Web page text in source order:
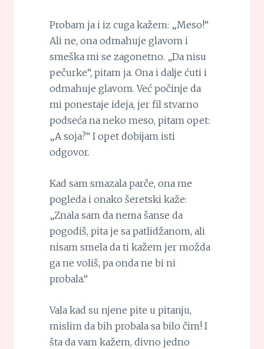
Probam ja i iz cuga kažem: „Meso!“
Ali ne, ona odmahuje glavom i
smeška mi se zagonetno. „Da nisu
pečurke“, pitam ja. Ona i dalje ćuti i
odmahuje glavom. Već počinje da
mi ponestaje ideja, jer fil stvarno
podseća na neko meso, pitam opet:
„A soja?“ I opet dobijam isti
odgovor.
Kad sam smazala parče, ona me
pogleda i onako šeretski kaže:
„Znala sam da nema šanse da
pogodiš, pita je sa patlidžanom, ali
nisam smela da ti kažem jer možda
ga ne voliš, pa onda ne bi ni
probala.“
Vala kad su njene pite u pitanju,
mislim da bih probala sa bilo čim! I
šta da vam kažem, divno jedno